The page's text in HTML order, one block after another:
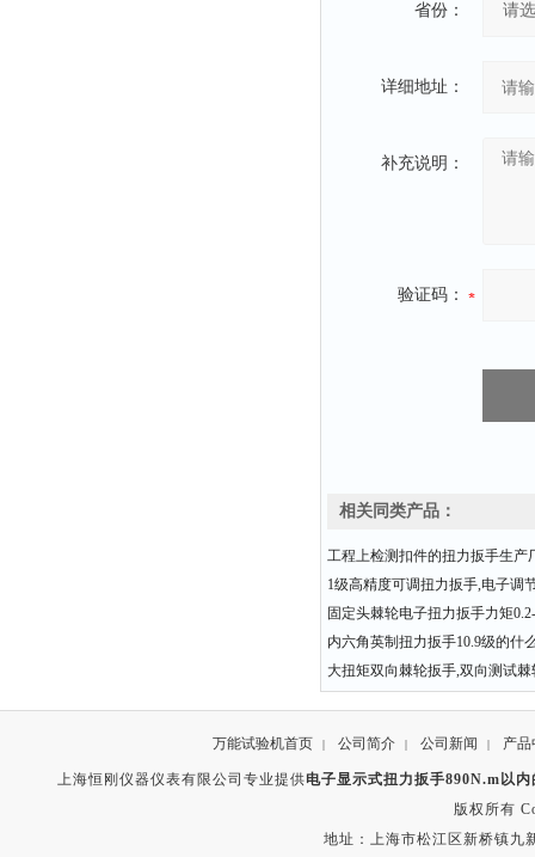
省份：
详细地址：
补充说明：
验证码：
相关同类产品：
工程上检测扣件的扭力扳手生产
1级高精度可调扭力扳手,电子调
固定头棘轮电子扭力扳手力矩
内六角英制扭力扳手10.9级的什
大扭矩双向棘轮扳手,双向测试
万能试验机首页 | 公司简介 | 公司新闻 | 产品
上海恒刚仪器仪表有限公司专业提供电子显示式扭力扳手890N.m以
版权所有
地址：上海市松江区新桥镇九